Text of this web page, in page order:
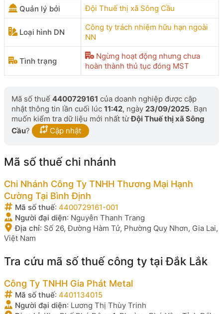
Quản lý bởi Đội Thuế thị xã Sông Cầu
Loại hình DN
Công ty trách nhiệm hữu hạn ngoài
NN
Tình trạng
Ngừng hoạt động nhưng chưa
hoàn thành thủ tục đóng MST
Mã số thuế 4400729161 của doanh nghiệp được cập
nhật thông tin lần cuối lúc 11:42, ngày 23/09/2025. Bạn
muốn kiểm tra dữ liệu mới nhất từĐội Thuế thị xã Sông
Cầu? Cập nhật
Mã số thuế chi nhánh
Chi Nhánh Công Ty TNHH Thương Mại Hạnh
Cường Tại Bình Định
Mã số thuế: 4400729161-001
Người đại diện: Nguyễn Thanh Trang
Địa chỉ: Số 26, Đường Hàm Tử, Phường Quy Nhơn, Gia Lai,
Việt Nam
Tra cứu mã số thuế công ty tại Đắk Lắk
Công Ty TNHH Gia Phát Metal
Mã số thuế: 4401134015
Người đại diện: Lương Thị Thùy Trinh